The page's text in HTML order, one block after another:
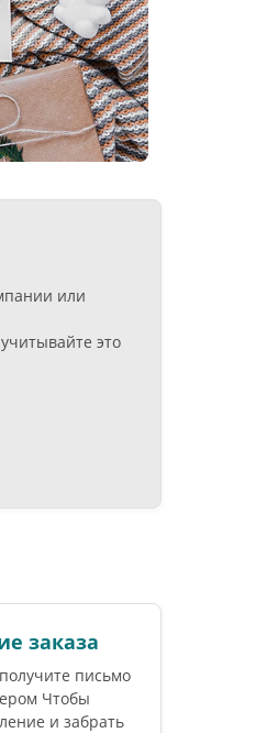
или
это
заказа
письмо
Чтобы
и забрать